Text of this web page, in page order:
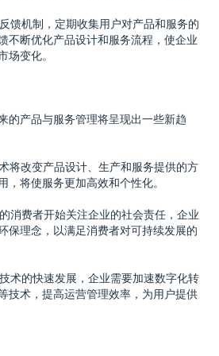
馈机制，定期收集用户对产品和服务的
不断优化产品设计和服务流程，使企业
变化。
的产品与服务管理将呈现出一些新趋
将改变产品设计、生产和服务提供的方
将使服务更加高效和个性化。
消费者开始关注企业的社会责任，企业
保理念，以满足消费者对可持续发展的
术的快速发展，企业需要加速数字化转
技术，提高运营管理效率，为用户提供